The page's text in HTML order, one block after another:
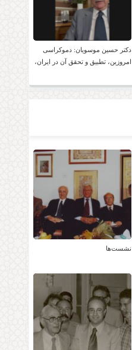
دکتر حسین موسویان: دموکراسی
امروزین، تطبیق و تحقق آن در ایران،
نشست‌ها